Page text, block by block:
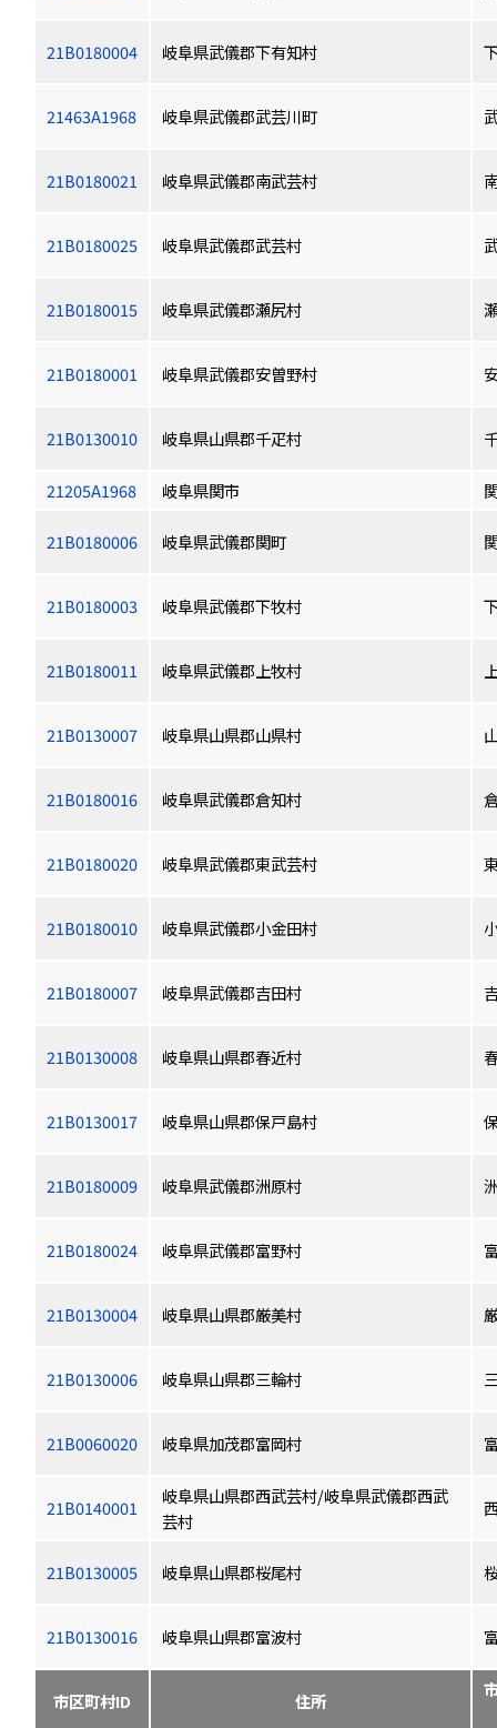
21B0180004 岐阜県武儀郡下有知村
21463A1968 岐阜県武儀郡武芸川町
21B0180021 岐阜県武儀郡南武芸村
21B0180025 岐阜県武儀郡武芸村
21B0180015 岐阜県武儀郡瀬尻村
21B0180001 岐阜県武儀郡安曽野村
21B0130010 岐阜県山県郡千疋村
21205A1968 岐阜県関市
21B0180006 岐阜県武儀郡関町
21B0180003 岐阜県武儀郡下牧村
21B0180011 岐阜県武儀郡上牧村
21B0130007 岐阜県山県郡山県村
21B0180016 岐阜県武儀郡倉知村
21B0180020 岐阜県武儀郡東武芸村
21B0180010 岐阜県武儀郡小金田村
21B0180007 岐阜県武儀郡吉田村
21B0130008 岐阜県山県郡春近村
21B0130017 岐阜県山県郡保戸島村
21B0180009 岐阜県武儀郡洲原村
21B0180024 岐阜県武儀郡富野村
21B0130004 岐阜県山県郡厳美村
21B0130006 岐阜県山県郡三輪村
21B0060020 岐阜県加茂郡富岡村
21B0140001
岐阜県山県郡西武芸村/岐阜県武儀郡西武
芸村
21B0130005 岐阜県山県郡桜尾村
21B0130016 岐阜県山県郡富波村
市区町村ID 住所